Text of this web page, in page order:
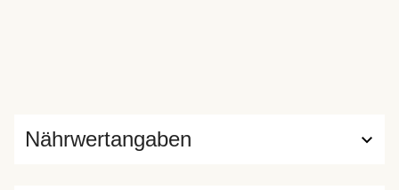
Nährwertangaben